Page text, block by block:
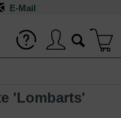
'Lombarts'